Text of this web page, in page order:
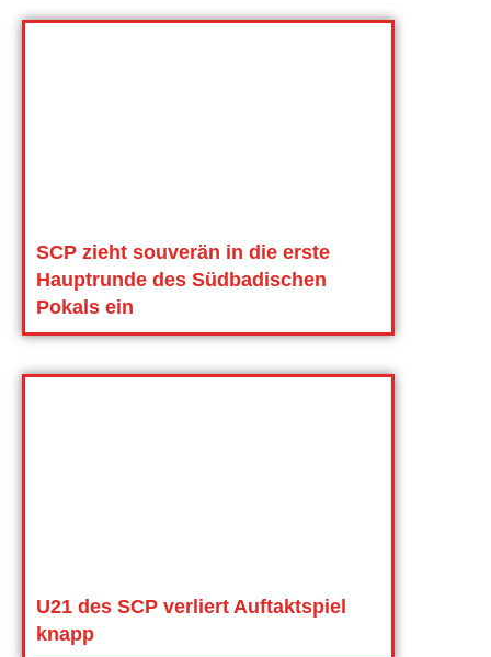
SCP zieht souverän in die erste
Hauptrunde des Südbadischen
Pokals ein
U21 des SCP verliert Auftaktspiel
knapp